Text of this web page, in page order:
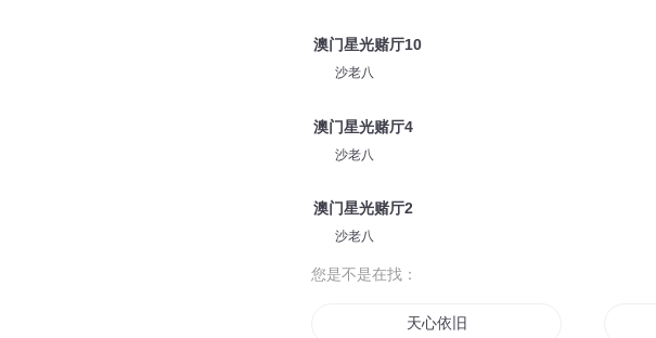
澳门星光赌厅10
沙老八
澳门星光赌厅4
沙老八
澳门星光赌厅2
沙老八
您是不是在找：
天心依旧